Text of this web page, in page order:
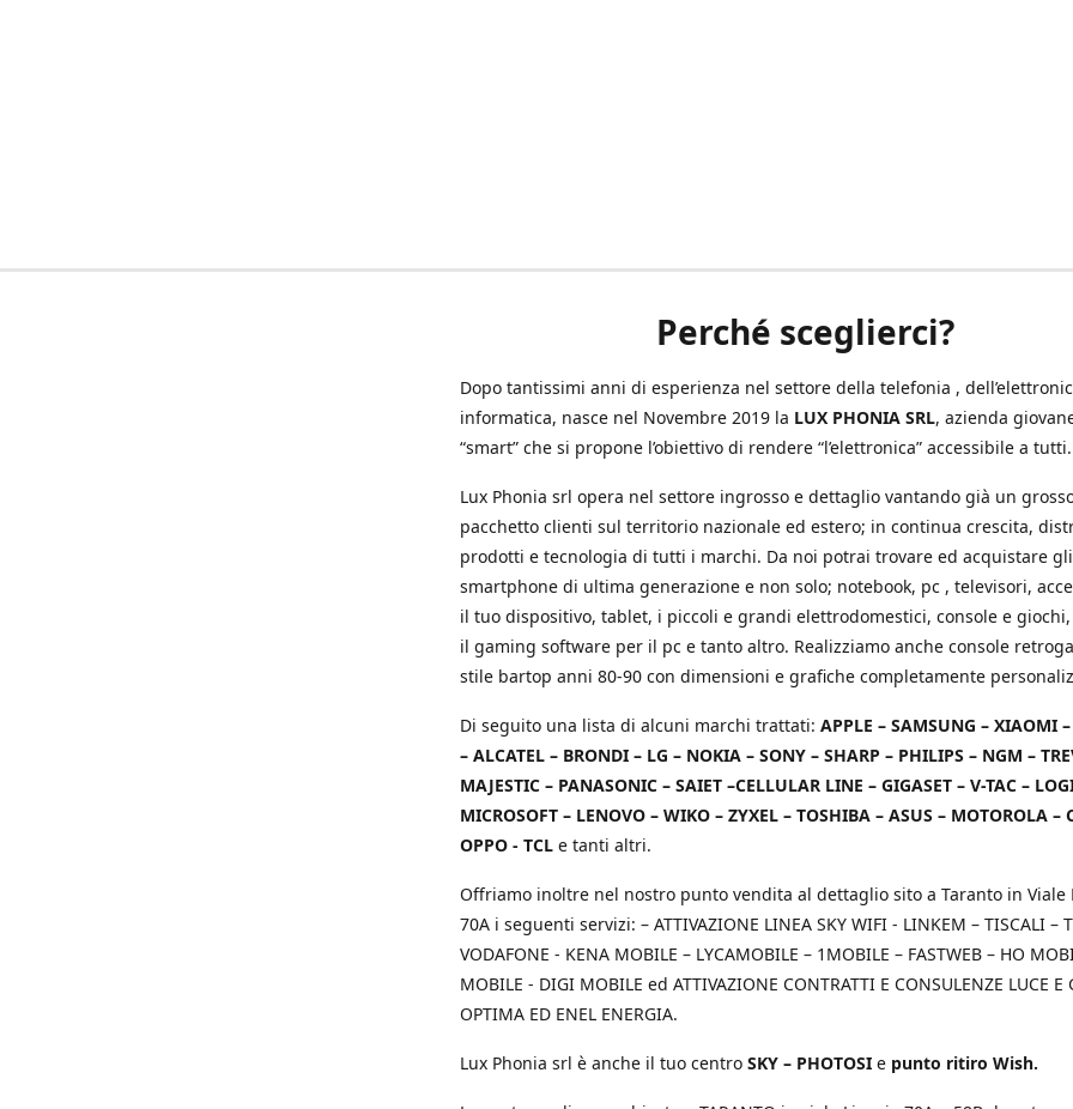
Perché sceglierci?
Dopo tantissimi anni di esperienza nel settore della telefonia ,
informatica, nasce nel Novembre 2019 la LUX PHONIA SRL, azienda
“smart” che si propone l’obiettivo di rendere “l’elettronica” accessibile a tutti.
Lux Phonia srl opera nel settore ingrosso e dettaglio vantando già un
pacchetto clienti sul territorio nazionale ed estero; in continua crescita,
prodotti e tecnologia di tutti i marchi. Da noi potrai trovare ed acquistare gli
smartphone di ultima generazione e non solo; notebook, pc , televisori,
il tuo dispositivo, tablet, i piccoli e grandi elettrodomestici, console e
il gaming software per il pc e tanto altro. Realizziamo anche console
stile bartop anni 80-90 con dimensioni e grafiche completamente
Di seguito una lista di alcuni marchi trattati: APPLE – SAMSUNG – XIAOMI
– ALCATEL – BRONDI – LG – NOKIA – SONY – SHARP – PHILIPS – NGM –
MAJESTIC – PANASONIC – SAIET –CELLULAR LINE – GIGASET – V-TAC –
MICROSOFT – LENOVO – WIKO – ZYXEL – TOSHIBA – ASUS – MOTOROLA –
OPPO - TCL e tanti altri.
Offriamo inoltre nel nostro punto vendita al dettaglio sito a Taranto in Viale
70A i seguenti servizi: – ATTIVAZIONE LINEA SKY WIFI - LINKEM – TISCALI –
VODAFONE - KENA MOBILE – LYCAMOBILE – 1MOBILE – FASTWEB – HO
MOBILE - DIGI MOBILE ed ATTIVAZIONE CONTRATTI E CONSULENZE LUCE E
OPTIMA ED ENEL ENERGIA.
Lux Phonia srl è anche il tuo centro SKY – PHOTOSI e punto ritiro Wish.